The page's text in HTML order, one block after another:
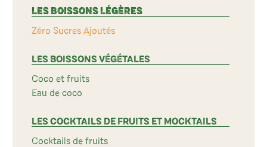
LES BOISSONS LÉGÈRES
Zéro Sucres Ajoutés
LES BOISSONS VÉGÉTALES
Coco et fruits
Eau de coco
LES COCKTAILS DE FRUITS ET MOCKTAILS
Cocktails de fruits